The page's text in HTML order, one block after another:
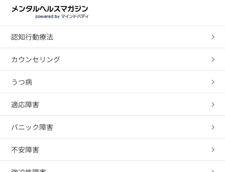
認知行動療法
カウンセリング
うつ病
適応障害
パニック障害
不安障害